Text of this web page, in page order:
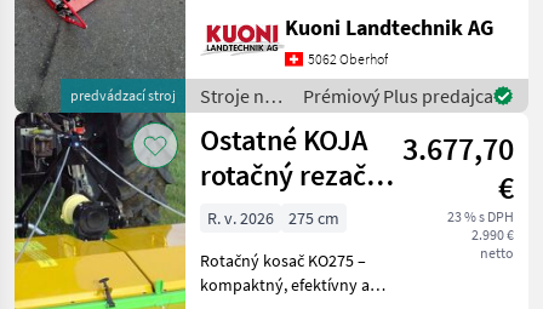
predvádzací stroj
Monta, Varea, Stroje na zber
objemových krmív Prstové
a dvojnožnicové trávne
kosačky
Kuoni Landtechnik AG
5062 Oberhof
Stroje na
zber
objemových
krmív /
Rapid
Prémiový Plus predajca
Ostatné KOJA
rotačný rezač
KO275, 2,75 m
3.677,70
€
23 % s DPH
2.990 €
netto
R. v. 2026
275 cm
Rotačný kosač KO275 –
kompaktný, efektívny a